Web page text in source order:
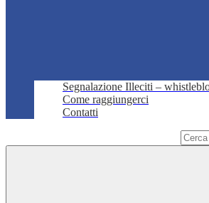
Segnalazione Illeciti –
Come raggiungerci
Contatti